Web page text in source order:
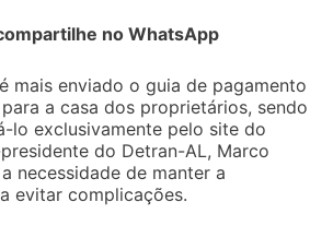
no WhatsApp
mais enviado o guia de pagamento
a casa dos proprietários, sendo
lo exclusivamente pelo site do
do Detran-AL, Marco
necessidade de manter a
evitar complicações.